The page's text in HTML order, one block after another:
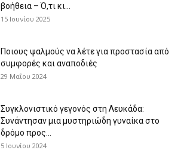
βοήθεια – Ό,τι κι...
15 Ιουνίου 2025
Ποιους ψαλμούς να λέτε για προστασία από
συμφορές και αναποδιές
29 Μαΐου 2024
Συγκλονιστικό γεγονός στη Λευκάδα:
Συνάντησαν μια μυστηριώδη γυναίκα στο
δρόμο προς...
5 Ιουνίου 2024